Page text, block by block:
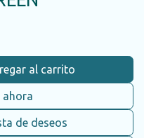
al carrito
ahora
de deseos